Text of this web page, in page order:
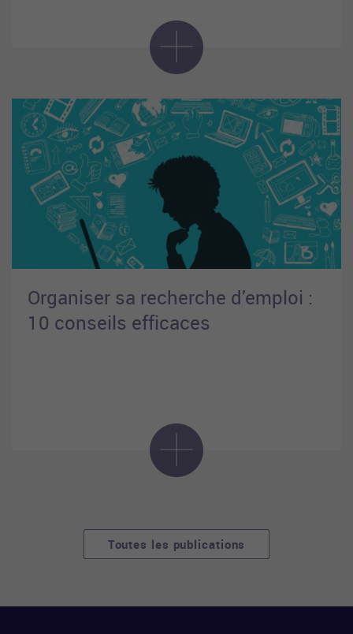
Organiser sa recherche d’emploi :
10 conseils efficaces
Toutes les publications